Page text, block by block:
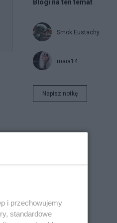
Blogi na ten temat
Smok Eustachy
maia14
Napisz notkę
i przechowujemy
standardowe